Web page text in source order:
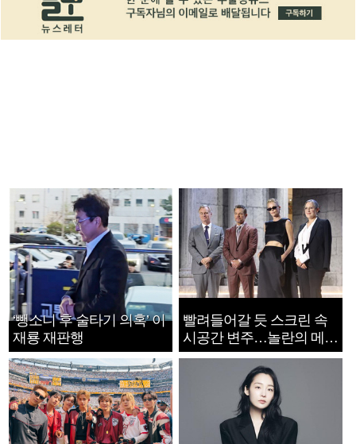
‘뺑소니 후 술타기 의혹’ 이
재룡 재판행
빨려들어갈 듯 스크린 속
시공간 변주…놀란의 메시
지는 ‘전쟁 속죄’